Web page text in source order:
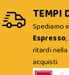
TEMPI
Spediamo
Espresso;
ritardi
acquisti.